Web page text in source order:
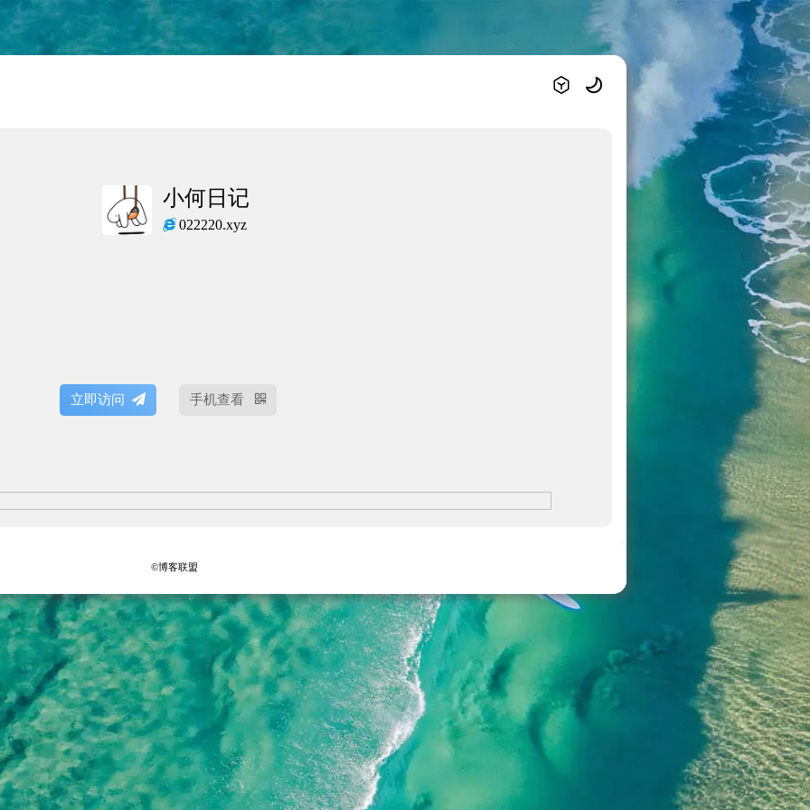
小何日记
022220.xyz
立即访问 手机查看
©博客联盟